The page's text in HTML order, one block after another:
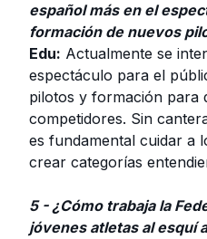
español más en el
formación de nuevos
Edu: Actualmente se
espectáculo para el
pilotos y formación para
competidores. Sin
es fundamental cuidar a
crear categorías
5 - ¿Cómo trabaja la
jóvenes atletas al esquí